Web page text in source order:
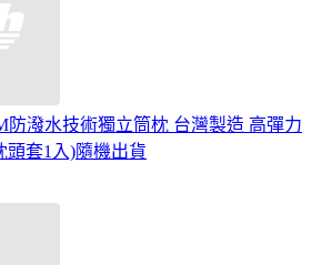
防潑水技術獨立筒枕 台灣製造 高彈力
頭套1入)隨機出貨